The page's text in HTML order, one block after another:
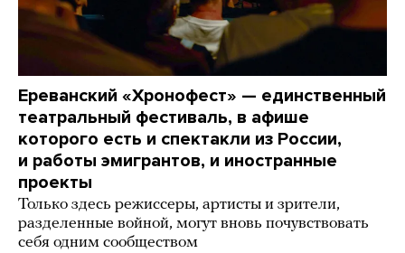
Ереванский «Хронофест» — единственный
театральный фестиваль, в афише
которого есть и спектакли из России,
и работы эмигрантов, и иностранные
проекты
Только здесь режиссеры, артисты и зрители,
разделенные войной, могут вновь почувствовать
себя одним сообществом